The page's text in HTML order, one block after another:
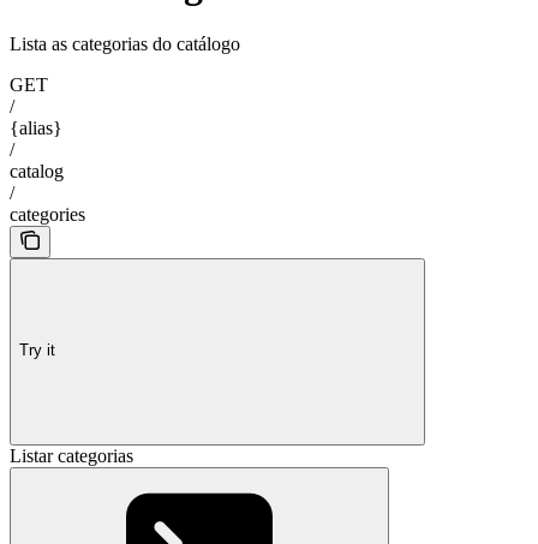
Lista as categorias do catálogo
GET
/
{alias}
/
catalog
/
categories
Try it
Listar categorias